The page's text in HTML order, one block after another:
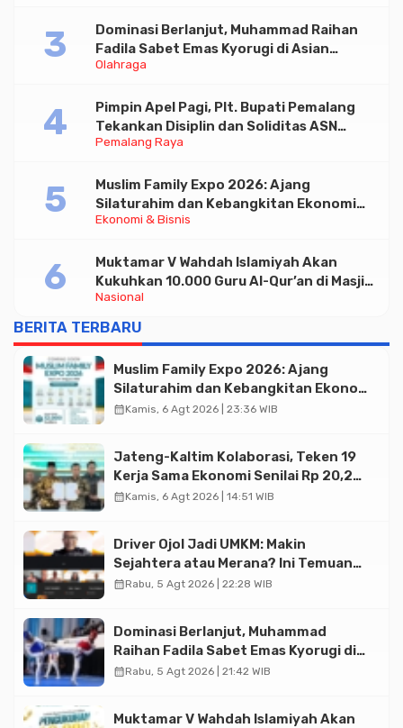
Olahraga
Dominasi Berlanjut, Muhammad Raihan
Fadila Sabet Emas Kyorugi di Asian
Taekwondo Indonesia Open 2026
Pemalang Raya
Pimpin Apel Pagi, Plt. Bupati Pemalang
Tekankan Disiplin dan Soliditas ASN
untuk Pelayanan Publik
Ekonomi & Bisnis
Muslim Family Expo 2026: Ajang
Silaturahim dan Kebangkitan Ekonomi
Halal di Jakarta
Nasional
Muktamar V Wahdah Islamiyah Akan
Kukuhkan 10.000 Guru Al-Qur’an di Masjid
Istiqlal
BERITA TERBARU
Muslim Family Expo 2026: Ajang
Silaturahim dan Kebangkitan Ekonomi
Halal di Jakarta
calendar_monthKamis, 6 Agt 2026 | 23:36 WIB
Jateng-Kaltim Kolaborasi, Teken 19
Kerja Sama Ekonomi Senilai Rp 20,2
Triliun
calendar_monthKamis, 6 Agt 2026 | 14:51 WIB
Driver Ojol Jadi UMKM: Makin
Sejahtera atau Merana? Ini Temuan
Diskusi Paramadina
calendar_monthRabu, 5 Agt 2026 | 22:28 WIB
Dominasi Berlanjut, Muhammad
Raihan Fadila Sabet Emas Kyorugi di
Asian Taekwondo Indonesia Open
calendar_monthRabu, 5 Agt 2026 | 21:42 WIB
Muktamar V Wahdah Islamiyah Akan